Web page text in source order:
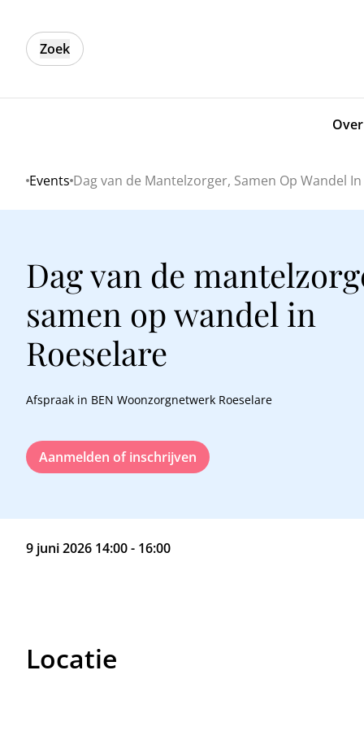
Zoek
Home
Events Dag van de Mantelzorger, Samen Op Wandel
Dag van de
samen op wandel in
Roeselare
Afspraak in BEN Woonzorgnetwerk Roeselare
Aanmelden of inschrijven
9 juni 2026 14:00 - 16:00
Locatie